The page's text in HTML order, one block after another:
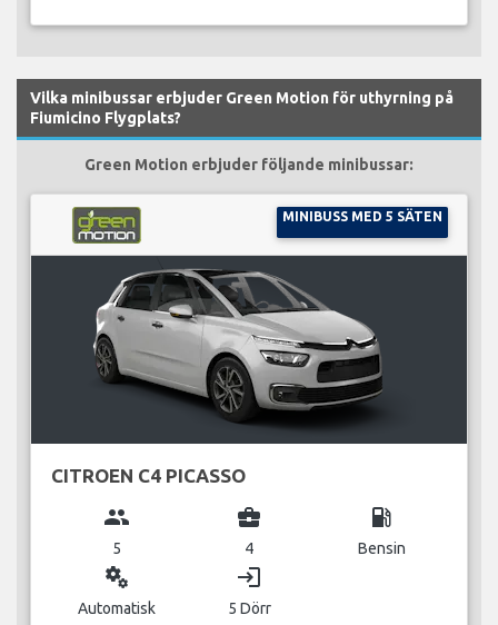
Vilka minibussar erbjuder Green Motion för uthyrning på
Fiumicino Flygplats?
Green Motion erbjuder följande minibussar:
MINIBUSS MED 5 SÄTEN
CITROEN C4 PICASSO
group
5
business_center
4
local_gas_station
Bensin
miscellaneous_services
Automatisk
login
5 Dörr